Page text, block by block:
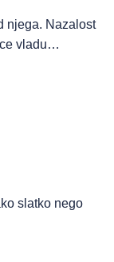
njega. Nazalost
vladu…
slatko nego